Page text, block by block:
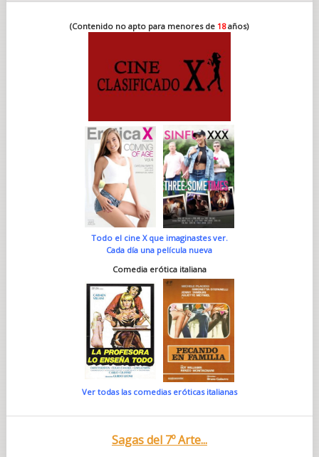
(Contenido no apto para menores de 18años)
Todo el cine X que imaginastes ver.
Cada día una película nueva
Comedia erótica italiana
Ver todas las comedias eróticas italianas
Sagas del 7º Arte...